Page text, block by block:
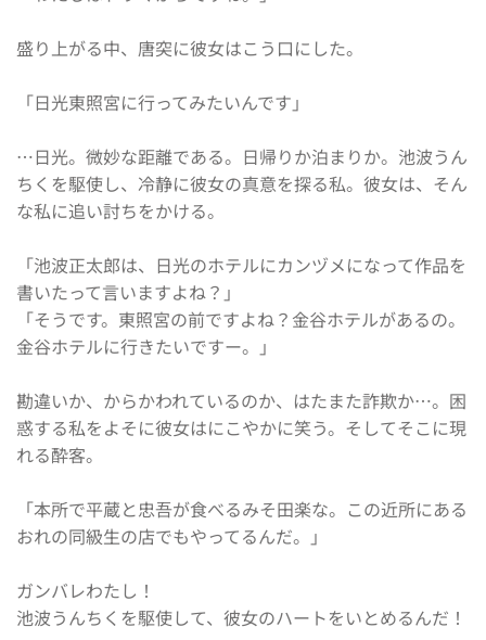
盛り上がる中、唐突に彼女はこう口にした。
「日光東照宮に行ってみたいんです」
…日光。微妙な距離である。日帰りか泊まりか。池波うん
ちくを駆使し、冷静に彼女の真意を探る私。彼女は、そん
な私に追い討ちをかける。
「池波正太郎は、日光のホテルにカンヅメになって作品を
書いたって言いますよね？」
「そうです。東照宮の前ですよね？金谷ホテルがあるの。
金谷ホテルに行きたいですー。」
勘違いか、からかわれているのか、はたまた詐欺か…。困
惑する私をよそに彼女はにこやかに笑う。そしてそこに現
れる酔客。
「本所で平蔵と忠吾が食べるみそ田楽な。この近所にある
おれの同級生の店でもやってるんだ。」
ガンバレわたし！
池波うんちくを駆使して、彼女のハートをいとめるんだ！